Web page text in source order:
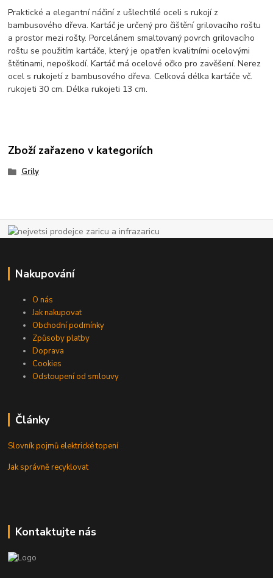
Praktické a elegantní náčiní z ušlechtilé oceli s rukojí z
bambusového dřeva. Kartáč je určený pro čištění grilovacího roštu
a prostor mezi rošty. Porcelánem smaltovaný povrch grilovacího
roštu se použitím kartáče, který je opatřen kvalitními ocelovými
štětinami, nepoškodí. Kartáč má ocelové očko pro zavěšení. Nerez
ocel s rukojetí z bambusového dřeva. Celková délka kartáče vč.
rukojeti 30 cm. Délka rukojeti 13 cm.
Zboží zařazeno v kategoriích
Grily
Nakupování
O nás
Jak nakupovat
Obchodní podmínky
Způsoby platby
Doprava
Cookies
Odstoupení od smlouvy
Články
Slovník pojmů elektrické topení
Jak správně recyklovat
Kontaktujte nás